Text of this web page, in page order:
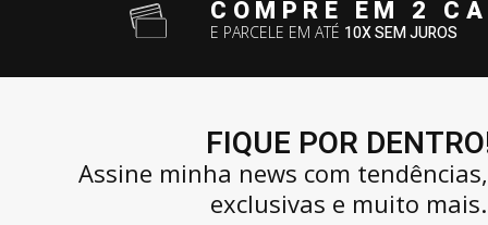
COMPRE EM 2
E PARCELE EM ATÉ 10X SEM JUROS
FIQUE POR
Assine minha news com
exclusivas e muito mais.